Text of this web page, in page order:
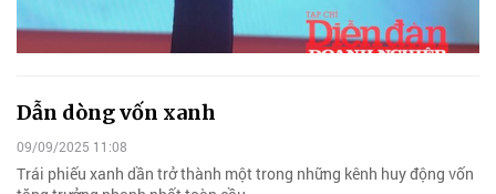
Dẫn dòng vốn xanh
09/09/2025 11:08
Trái phiếu xanh dần trở thành một trong những kênh huy động vốn